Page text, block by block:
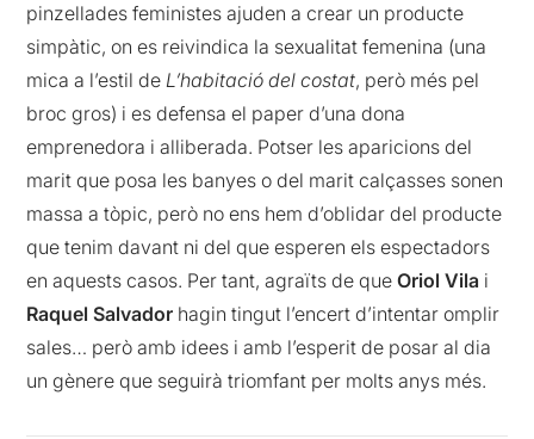
pinzellades feministes ajuden a crear un producte
simpàtic, on es reivindica la sexualitat femenina (una
mica a l’estil deL’habitació del costat, però més pel
broc gros) i es defensa el paper d’una dona
emprenedora i alliberada. Potser les aparicions del
marit que posa les banyes o del marit calçasses sonen
massa a tòpic, però no ens hem d’oblidar del producte
que tenim davant ni del que esperen els espectadors
en aquests casos. Per tant, agraïts de queOriol Vila i
Raquel Salvador hagin tingut l’encert d’intentar omplir
sales… però amb idees i amb l’esperit de posar al dia
un gènere que seguirà triomfant per molts anys més.